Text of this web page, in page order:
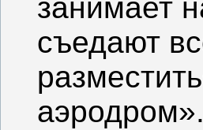
занимает
съедают
аэродром».